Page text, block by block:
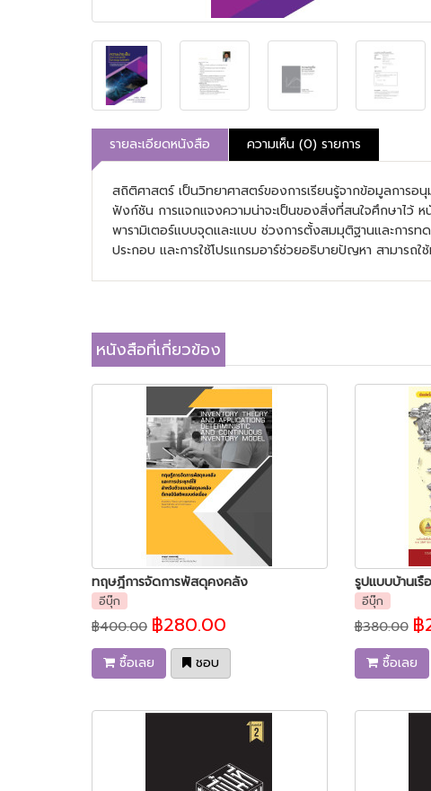
รายละเอียดหนังสือ ความเห็น (0) รายการ
สถิติศาสตร์ เป็นวิทยาศาสตร์ของการเรียนรู้จากข้อมูลการอ
ฟังก์ชัน การแจกแจงความน่าจะเป็นของสิ่งที่สนใจศึกษาไว้
พารามิเตอร์แบบจุดและแบบ ช่วงการตั้งสมมุติฐานและการท
ประกอบ และการใช้โปรแกรมอาร์ช่วยอธิบายปัญหา สามารถ
หนังสือที่เกี่ยวข้อง
ทฤษฎีการจัดการพัสดุคงคลัง
อีบุ๊ก
฿400.00 ฿280.00
ซื้อเลย ชอบ
อีบุ๊ก
฿380.00 ฿
ซื้อเลย